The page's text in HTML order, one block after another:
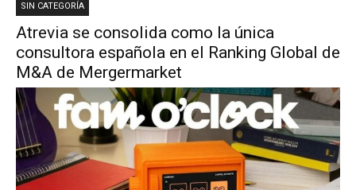
SIN CATEGORÍA
Atrevia se consolida como la única
consultora española en el Ranking Global de
M&A de Mergermarket